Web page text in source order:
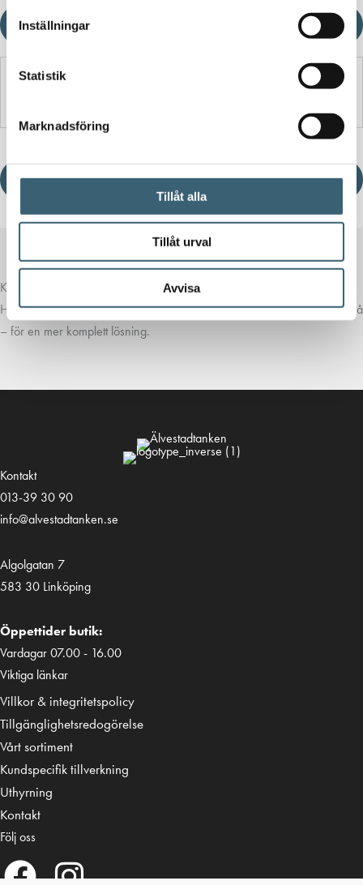
Inställningar
Statistik
Marknadsföring
Tillåt alla
Tillåt urval
Avvisa
Ladda ner produktblad
Komplettera med rätt tillval
Här har vi samlat produkter som ofta passar bra ihop med det du tittar på
– för en mer komplett lösning.
Kontakt
013-39 30 90
info@alvestadtanken.se
Algolgatan 7
583 30 Linköping
Öppettider butik:
Vardagar 07.00 - 16.00
Viktiga länkar
Villkor & integritetspolicy
Tillgänglighetsredogörelse
Vårt sortiment
Kundspecifik tillverkning
Uthyrning
Kontakt
Följ oss